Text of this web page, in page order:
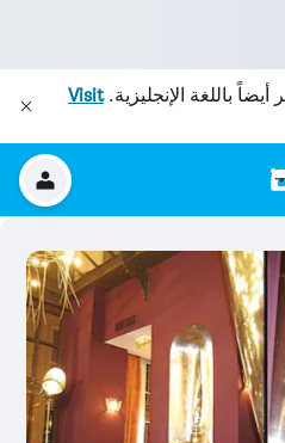
أيضاً باللغة الإنجليزية.Visit